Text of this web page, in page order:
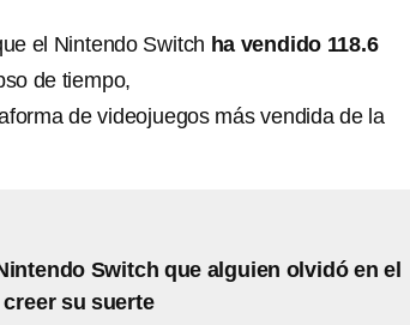
el Nintendo Switch ha vendido 118.6
de tiempo,
de videojuegos más vendida de la
Switch que alguien olvidó en el
su suerte